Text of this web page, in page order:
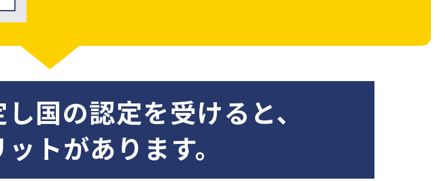
し国の認定を受けると、
トがあります。